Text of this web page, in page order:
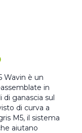
Wavin è un
in
di ganascia sul
di curva a
M5, il sistema
aiutano